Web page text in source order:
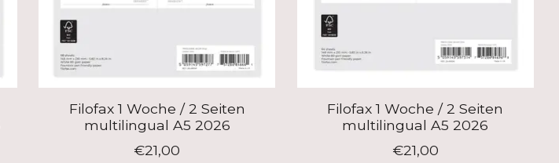
Filofax 1 Woche / 2 Seiten
multilingual A5 2026
€21,00
Filofax 1 Woche / 2 Seiten
multilingual A5 2026
€21,00